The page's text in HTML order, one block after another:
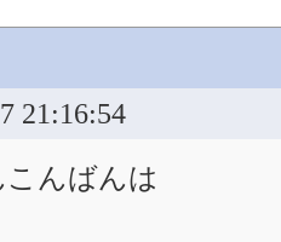
21:16:54
んばんは